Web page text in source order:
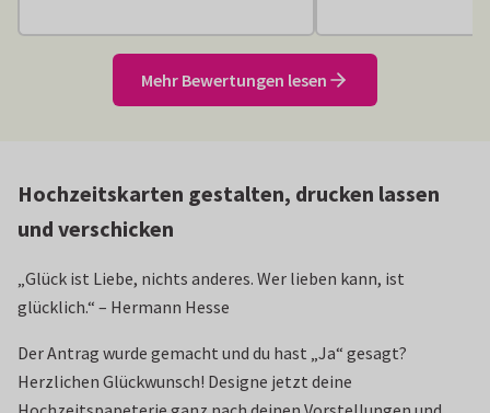
Mehr Bewertungen lesen
Hochzeitskarten gestalten, drucken lassen
und verschicken
„Glück ist Liebe, nichts anderes. Wer lieben kann, ist
glücklich.“ – Hermann Hesse
Der Antrag wurde gemacht und du hast „Ja“ gesagt?
Herzlichen Glückwunsch! Designe jetzt deine